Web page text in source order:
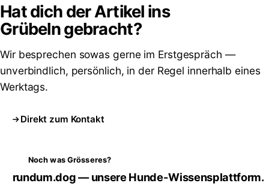
Hat dich der Artikel ins
Grübelngebracht?
Wir besprechen sowas gerne im Erstgespräch —
unverbindlich, persönlich, in der Regel innerhalb eines
Werktags.
Direkt zum Kontakt
Noch was Grösseres?
rundum.dog — unsere Hunde-Wissensplattform.